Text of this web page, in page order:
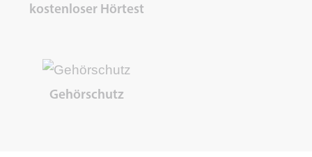
kostenloser Hörtest
Gehörschutz